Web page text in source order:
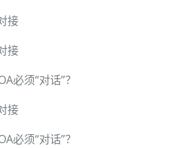
接
接
必须“对话”？
接
必须“对话”？